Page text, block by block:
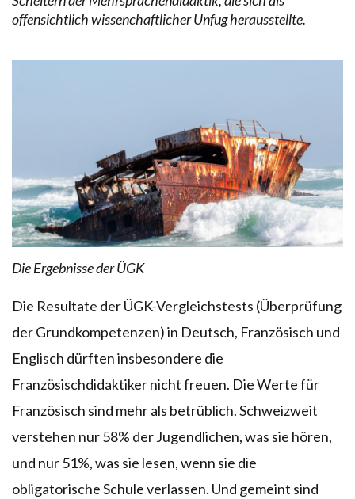
offensichtlich wissenchaftlicher Unfug herausstellte.
Die Ergebnisse der ÜGK
Die Resultate der ÜGK-Vergleichstests (Überprüfung
der Grundkompetenzen) in Deutsch, Französisch und
Englisch dürften insbesondere die
Französischdidaktiker nicht freuen. Die Werte für
Französisch sind mehr als betrüblich. Schweizweit
verstehen nur 58% der Jugendlichen, was sie hören,
und nur 51%, was sie lesen, wenn sie die
obligatorische Schule verlassen. Und gemeint sind